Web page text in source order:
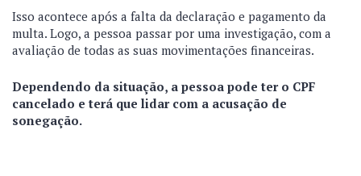
Isso acontece após a falta da declaração e pagamento da
multa. Logo, a pessoa passar por uma investigação, com a
avaliação de todas as suas movimentações financeiras.
Dependendo da situação, a pessoa pode ter o CPF
cancelado e terá que lidar com a acusação de
sonegação.